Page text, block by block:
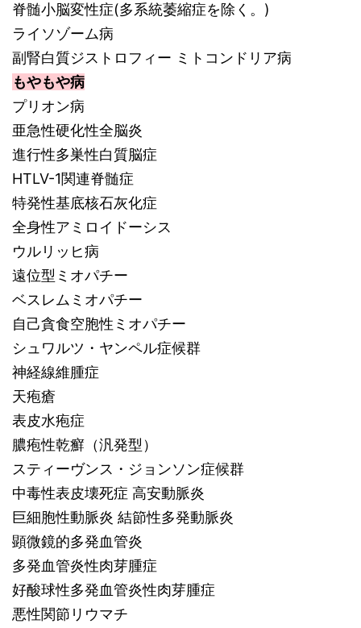
脊髄小脳変性症(多系統萎縮症を除く。)
ライソゾーム病
副腎白質ジストロフィー ミトコンドリア病
もやもや病
プリオン病
亜急性硬化性全脳炎
進行性多巣性白質脳症
HTLV-1関連脊髄症
特発性基底核石灰化症
全身性アミロイドーシス
ウルリッヒ病
遠位型ミオパチー
ベスレムミオパチー
自己貪食空胞性ミオパチー
シュワルツ・ヤンペル症候群
神経線維腫症
天疱瘡
表皮水疱症
膿疱性乾癬（汎発型）
スティーヴンス・ジョンソン症候群
中毒性表皮壊死症 高安動脈炎
巨細胞性動脈炎 結節性多発動脈炎
顕微鏡的多発血管炎
多発血管炎性肉芽腫症
好酸球性多発血管炎性肉芽腫症
悪性関節リウマチ